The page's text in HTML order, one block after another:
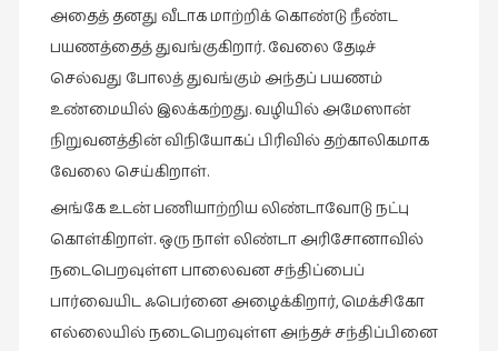
நினைவுகுறிப்பு
நுண்கலை
நுண்கலை
நூலக
நேர்காணல்
அதைத் தனது வீடாக மாற்றிக் கொண்டு நீண்ட
பயணத்தைத் துவங்குகிறார். வேலை தேடிச்
செல்வது போலத் துவங்கும் அந்தப் பயணம்
உண்மையில் இலக்கற்றது. வழியில் அமேஸான்
நிறுவனத்தின் விநியோகப் பிரிவில் தற்காலிகமாக
வேலை செய்கிறாள்.
அங்கே உடன் பணியாற்றிய லிண்டாவோடு நட்பு
கொள்கிறாள். ஒரு நாள் லிண்டா அரிசோனாவில்
நடைபெறவுள்ள பாலைவன சந்திப்பைப்
பார்வையிட ஃபெர்னை அழைக்கிறார், மெக்சிகோ
எல்லையில் நடைபெறவுள்ள அந்தச் சந்திப்பினை